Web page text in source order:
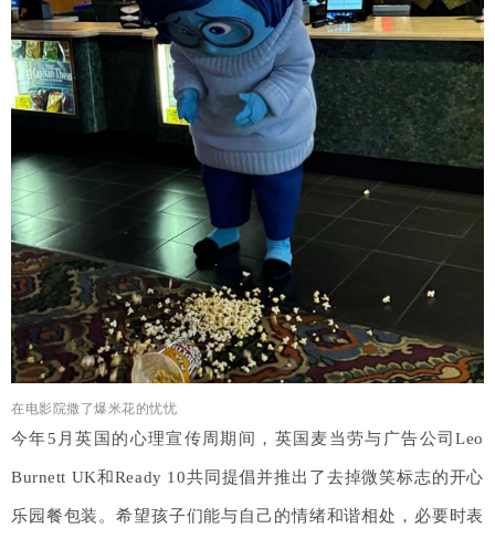
在电影院撒了爆米花的忧忧
今年5月英国的心理宣传周期间，英国麦当劳与广告公司Leo
Burnett UK和Ready 10共同提倡并推出了去掉微笑标志的开心
乐园餐包装。希望孩子们能与自己的情绪和谐相处，必要时表